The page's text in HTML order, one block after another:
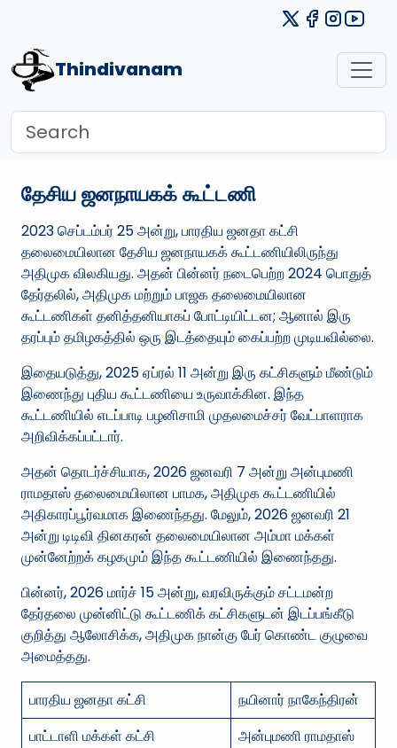
Thindivanam
தேசிய ஜனநாயகக் கூட்டணி
2023 செப்டம்பர் 25 அன்று, பாரதிய ஜனதா கட்சி
தலைமையிலான தேசிய ஜனநாயகக் கூட்டணியிலிருந்து
அதிமுக விலகியது. அதன் பின்னர் நடைபெற்ற 2024 பொதுத்
தேர்தலில், அதிமுக மற்றும் பாஜக தலைமையிலான
கூட்டணிகள் தனித்தனியாகப் போட்டியிட்டன; ஆனால் இரு
தரப்பும் தமிழகத்தில் ஒரு இடத்தையும் கைப்பற்ற முடியவில்லை.
இதையடுத்து, 2025 ஏப்ரல் 11 அன்று இரு கட்சிகளும் மீண்டும்
இணைந்து புதிய கூட்டணியை உருவாக்கின. இந்த
கூட்டணியில் எடப்பாடி பழனிசாமி முதலமைச்சர் வேட்பாளராக
அறிவிக்கப்பட்டார்.
அதன் தொடர்ச்சியாக, 2026 ஜனவரி 7 அன்று அன்புமணி
ராமதாஸ் தலைமையிலான பாமக, அதிமுக கூட்டணியில்
அதிகாரப்பூர்வமாக இணைந்தது. மேலும், 2026 ஜனவரி 21
அன்று டிடிவி தினகரன் தலைமையிலான அம்மா மக்கள்
முன்னேற்றக் கழகமும் இந்த கூட்டணியில் இணைந்தது.
பின்னர், 2026 மார்ச் 15 அன்று, வரவிருக்கும் சட்டமன்ற
தேர்தலை முன்னிட்டு கூட்டணிக் கட்சிகளுடன் இடப்பங்கீடு
குறித்து ஆலோசிக்க, அதிமுக நான்கு பேர் கொண்ட குழுவை
அமைத்தது.
பாரதிய ஜனதா கட்சி
நயினார் நாகேந்திரன்
பாட்டாளி மக்கள் கட்சி
அன்புமணி ராமதாஸ்